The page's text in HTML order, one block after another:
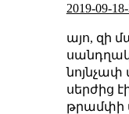
2019-09-
այո, զի
նոյնչափ
սերժից
թրամփի